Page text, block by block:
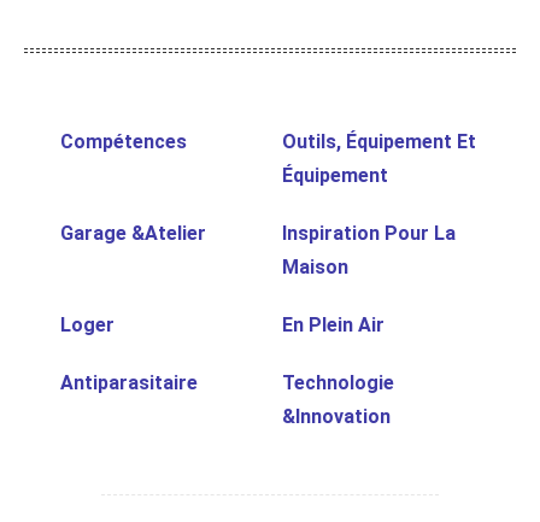
Compétences
Outils, Équipement Et
Équipement
Garage &Atelier
Inspiration Pour La
Maison
Loger En Plein Air
Antiparasitaire
Technologie
&Innovation